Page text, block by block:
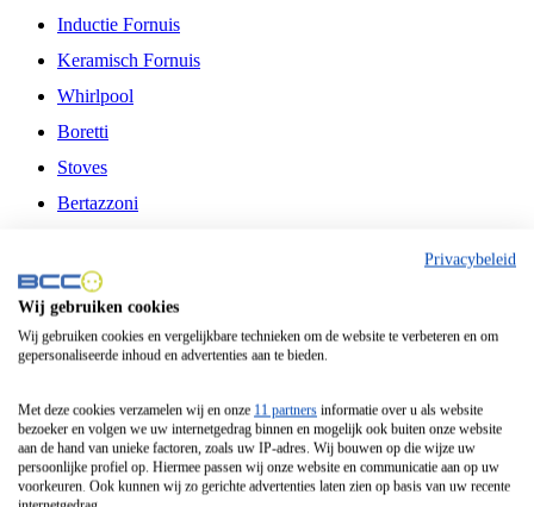
Inductie Fornuis
Keramisch Fornuis
Whirlpool
Boretti
Stoves
Bertazzoni
Fitelli
Airfryer
Frituurpan
Contactgrill
Broodbakmachine
Broodrooster
Privacybeleid
Wij gebruiken cookies
Wij gebruiken cookies en vergelijkbare technieken om de website te verbeteren en om
gepersonaliseerde inhoud en advertenties aan te bieden.
Met deze cookies verzamelen wij en onze 11 partners informatie over u als website
bezoeker en volgen we uw internetgedrag binnen en mogelijk ook buiten onze website
aan de hand van unieke factoren, zoals uw IP-adres. Wij bouwen op die wijze uw
persoonlijke profiel op. Hiermee passen wij onze website en communicatie aan op uw
voorkeuren. Ook kunnen wij zo gerichte advertenties laten zien op basis van uw recente